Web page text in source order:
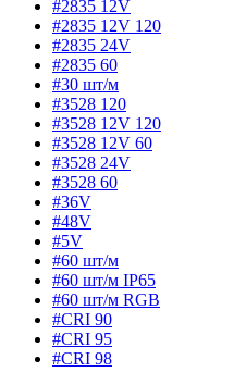
#2835 12V
#2835 12V 120
#2835 24V
#2835 60
#30 шт/м
#3528 120
#3528 12V 120
#3528 12V 60
#3528 24V
#3528 60
#36V
#48V
#5V
#60 шт/м
#60 шт/м IP65
#60 шт/м RGB
#CRI 90
#CRI 95
#CRI 98